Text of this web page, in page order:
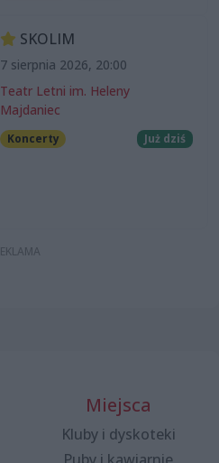
SKOLIM
7 sierpnia 2026, 20:00
Teatr Letni im. Heleny
Majdaniec
Koncerty Już dziś
Miejsca
Kluby i dyskoteki